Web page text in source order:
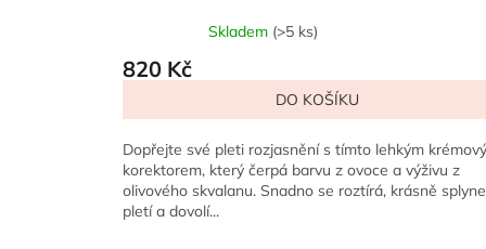
Průměrné
hodnocení
produktu
4,0
z
5
hvězdiček.
Skladem (>5 ks)
820 Kč
DO KOŠÍKU
Dopřejte své pleti rozjasnění s tímto lehkým
korektorem, který čerpá barvu z ovoce a výživu z
olivového skvalanu. Snadno se roztírá, krásně
pletí a dovolí...